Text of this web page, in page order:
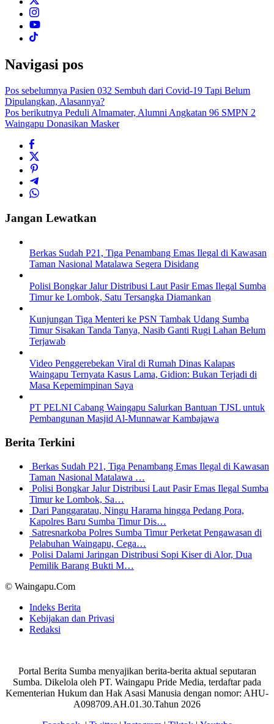
Navigasi pos
Pos sebelumnya Pasien 032 Sembuh dari Covid-19 Tapi Belum
Dipulangkan, Alasannya?
Pos berikutnya Peduli Almamater, Alumni Angkatan 96 SMPN 2
Waingapu Donasikan Masker
Jangan Lewatkan
Berkas Sudah P21, Tiga Penambang Emas Ilegal di Kawasan
Taman Nasional Matalawa Segera Disidang
Polisi Bongkar Jalur Distribusi Laut Pasir Emas Ilegal Sumba
Timur ke Lombok, Satu Tersangka Diamankan
Kunjungan Tiga Menteri ke PSN Tambak Udang Sumba
Timur Sisakan Tanda Tanya, Nasib Ganti Rugi Lahan Belum
Terjawab
Video Penggerebekan Viral di Rumah Dinas Kalapas
Waingapu Ternyata Kasus Lama, Gidion: Bukan Terjadi di
Masa Kepemimpinan Saya
PT PELNI Cabang Waingapu Salurkan Bantuan TJSL untuk
Pembangunan Masjid Al-Munnawar Kambajawa
Berita Terkini
Berkas Sudah P21, Tiga Penambang Emas Ilegal di Kawasan
Taman Nasional Matalawa …
Polisi Bongkar Jalur Distribusi Laut Pasir Emas Ilegal Sumba
Timur ke Lombok, Sa…
Dari Panggaratau, Ningu Harama hingga Pedang Pora,
Kapolres Baru Sumba Timur Dis…
Satresnarkoba Polres Sumba Timur Perketat Pengawasan di
Pelabuhan Waingapu, Cega…
Polisi Dalami Jaringan Distribusi Sopi Kiser di Alor, Dua
Pemilik Barang Bukti M…
© Waingapu.Com
Indeks Berita
Kebijakan dan Privasi
Redaksi
Portal Berita Sumba menyajikan berita-berita aktual seputaran
Sumba. Dikelola oleh PT. Waingapu Pride Media, terdaftar pada
Kementerian Hukum dan Hak Asasi Manusia dengan nomor: AHU-
A098709.AH.01.30.Tahun 2026